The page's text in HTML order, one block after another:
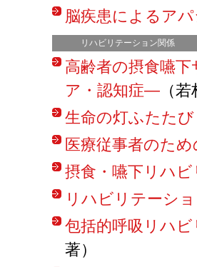
脳疾患によるア
リハビリテーション関係
高齢者の摂食嚥
ア・認知症― （
生命の灯ふたた
医療従事者のた
摂食・嚥下リハ
リハビリテーシ
包括的呼吸リハ
著）